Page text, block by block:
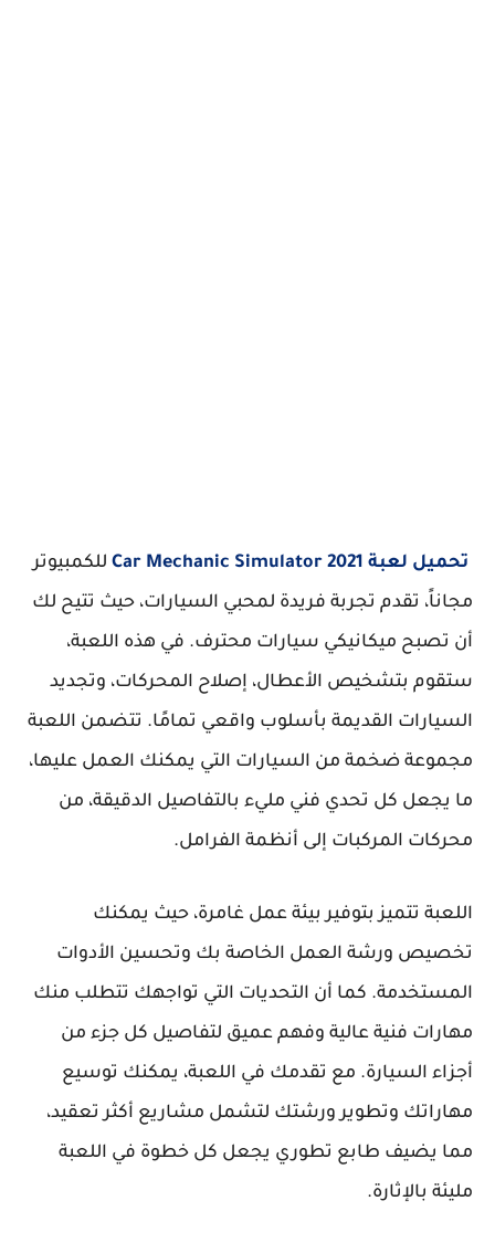
تحميل لعبة Car Mechanic Simulator 2021
للكمبيوتر
مجاناً، تقدم تجربة فريدة لمحبي السيارات، حيث تتيح لك
أن تصبح ميكانيكي سيارات محترف. في هذه اللعبة،
ستقوم بتشخيص الأعطال، إصلاح المحركات، وتجديد
السيارات القديمة بأسلوب واقعي تمامًا. تتضمن اللعبة
مجموعة ضخمة من السيارات التي يمكنك العمل عليها،
ما يجعل كل تحدي فني مليء بالتفاصيل الدقيقة، من
محركات المركبات إلى أنظمة الفرامل.
اللعبة تتميز بتوفير بيئة عمل غامرة، حيث يمكنك
تخصيص ورشة العمل الخاصة بك وتحسين الأدوات
المستخدمة. كما أن التحديات التي تواجهك تتطلب منك
مهارات فنية عالية وفهم عميق لتفاصيل كل جزء من
أجزاء السيارة. مع تقدمك في اللعبة، يمكنك توسيع
مهاراتك وتطوير ورشتك لتشمل مشاريع أكثر تعقيد،
مما يضيف طابع تطوري يجعل كل خطوة في اللعبة
مليئة بالإثارة.